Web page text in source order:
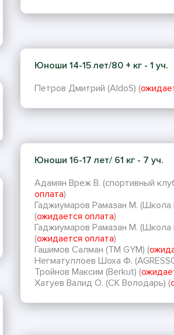
Юноши 14-15 лет/80 + кг - 1 уч.
Петров Дмитрий (AldoS) (
Юноши 16-17 лет/ 61 кг - 7 уч.
Адамян Вреж В. (спортивный
оплата)
Гаджиумаров Рамазан М.
(ожидается оплата)
Гаджиумаров Рамазан М.
(ожидается оплата)
Гашимов Салман (TM GYM) (
Негматуллоев Шоха Ф.
Тройнов Максим (Berkut) (
Хатуев Валид О. (СК Володарь) (